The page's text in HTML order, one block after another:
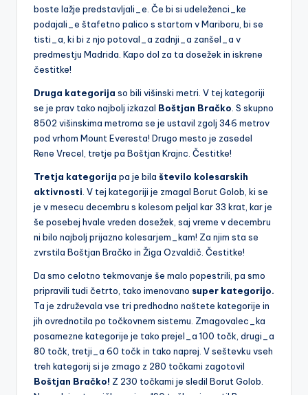
boste lažje predstavljali_e. Če bi si udeleženci_ke
podajali_e štafetno palico s startom v Mariboru, bi se
tisti_a, ki bi z njo potoval_a zadnji_a zanšel_a v
predmestju Madrida. Kapo dol za ta dosežek in iskrene
čestitke!
Druga kategorija so bili višinski metri. V tej kategoriji
se je prav tako najbolj izkazal Boštjan Bračko . S skupno
8502 višinskima metroma se je ustavil zgolj 346 metrov
pod vrhom Mount Everesta! Drugo mesto je zasedel
Rene Vrecel, tretje pa Boštjan Krajnc. Čestitke!
Tretja kategorija pa je bila število kolesarskih
aktivnosti . V tej kategoriji je zmagal Borut Golob, ki se
je v mesecu decembru s kolesom peljal kar 33 krat, kar je
še posebej hvale vreden dosežek, saj vreme v decembru
ni bilo najbolj prijazno kolesarjem_kam! Za njim sta se
zvrstila Boštjan Bračko in Žiga Ozvaldič. Čestitke!
Da smo celotno tekmovanje še malo popestrili, pa smo
pripravili tudi četrto, tako imenovano super kategorijo.
Ta je združevala vse tri predhodno naštete kategorije in
jih ovrednotila po točkovnem sistemu. Zmagovalec_ka
posamezne kategorije je tako prejel_a 100 točk, drugi_a
80 točk, tretji_a 60 točk in tako naprej. V seštevku vseh
treh kategorij si je zmago z 280 točkami zagotovil
Boštjan Bračko! Z 230 točkami je sledil Borut Golob.